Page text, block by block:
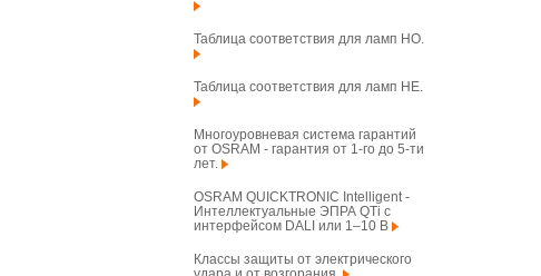
Таблица соответствия для ламп HO.
Таблица соответствия для ламп HE.
Многоуровневая система гарантий
от OSRAM - гарантия от 1-го до 5-ти
лет.
OSRAM QUICKTRONIC Intelligent -
Интеллектуальные ЭПРА QTi с
интерфейсом DALI или 1–10 В
Классы защиты от электрического